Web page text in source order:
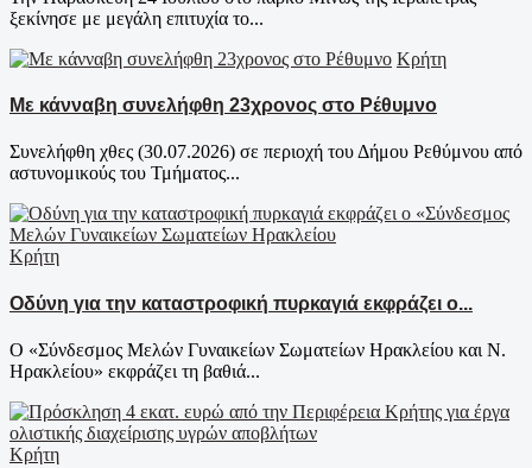
ξεκίνησε με μεγάλη επιτυχία το...
Κρήτη
Με κάνναβη συνελήφθη 23χρονος στο Ρέθυμνο
Συνελήφθη χθες (30.07.2026) σε περιοχή του Δήμου Ρεθύμνου από
αστυνομικούς του Τμήματος...
Κρήτη
Οδύνη για την καταστροφική πυρκαγιά εκφράζει ο...
Ο «Σύνδεσμος Μελών Γυναικείων Σωματείων Ηρακλείου και Ν.
Ηρακλείου» εκφράζει τη βαθιά...
Κρήτη